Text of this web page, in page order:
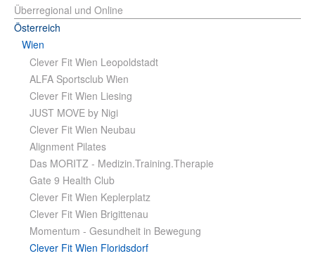
Überregional und Online
Österreich
Wien
Clever Fit Wien Leopoldstadt
ALFA Sportsclub Wien
Clever Fit Wien Liesing
JUST MOVE by Nigi
Clever Fit Wien Neubau
Alignment Pilates
Das MORITZ - Medizin.Training.Therapie
Gate 9 Health Club
Clever Fit Wien Keplerplatz
Clever Fit Wien Brigittenau
Momentum - Gesundheit in Bewegung
Clever Fit Wien Floridsdorf